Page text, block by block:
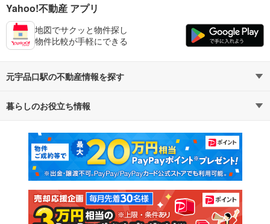
Yahoo!不動産 アプリ
地図でサクッと物件探し
物件比較が手軽にできる
元宇品口駅の不動産情報を探す
不動産・住宅
新築マンション 中古マンション
新築一戸建て 中古一戸建て
注文住宅 土地
暮らしのお役立ち情報
マンションカタログ 教えて！住まいの先生